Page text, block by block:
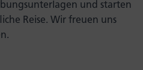
und starten
Reise. Wir freuen uns